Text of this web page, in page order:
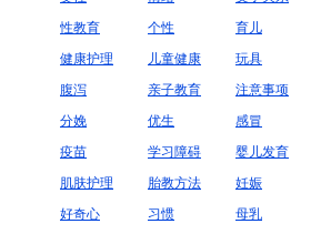
性教育
个性
育儿
健康护理
儿童健康
玩具
腹泻
亲子教育
注意事项
分娩
优生
感冒
疫苗
学习障碍
婴儿发育
肌肤护理
胎教方法
妊娠
好奇心
习惯 母乳